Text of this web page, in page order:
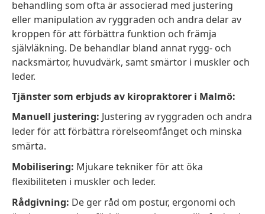
behandling som ofta är associerad med justering
eller manipulation av ryggraden och andra delar av
kroppen för att förbättra funktion och främja
självläkning. De behandlar bland annat rygg- och
nacksmärtor, huvudvärk, samt smärtor i muskler och
leder.
Tjänster som erbjuds av kiropraktorer i Malmö:
Manuell justering: Justering av ryggraden och andra
leder för att förbättra rörelseomfånget och minska
smärta.
Mobilisering: Mjukare tekniker för att öka
flexibiliteten i muskler och leder.
Rådgivning: De ger råd om postur, ergonomi och